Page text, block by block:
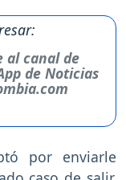
al canal de
de Noticias
por enviarle